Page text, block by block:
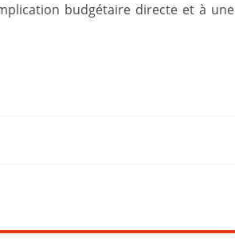
budgétaire directe et à une